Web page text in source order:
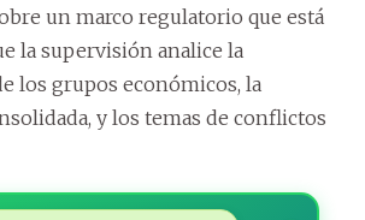
un marco regulatorio que está
la supervisión analice la
los grupos económicos, la
y los temas de conflictos